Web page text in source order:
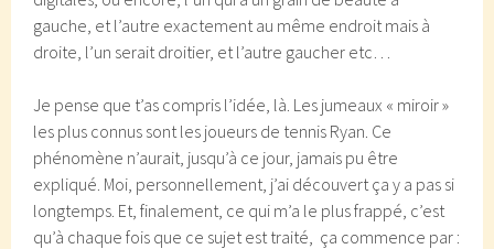
gauche, et l’autre exactement au même endroit mais à
droite, l’un serait droitier, et l’autre gaucher etc…
Je pense que t’as compris l’idée, là. Les jumeaux « miroir »
les plus connus sont les joueurs de tennis Ryan. Ce
phénomène n’aurait, jusqu’à ce jour, jamais pu être
expliqué. Moi, personnellement, j’ai découvert ça y a pas si
longtemps. Et, finalement, ce qui m’a le plus frappé, c’est
qu’à chaque fois que ce sujet est traité, ça commence par :